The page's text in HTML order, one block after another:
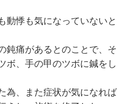
動悸も気になっていないと
鈍痛があるとのことで、そ
ボ、手の甲のツボに鍼をし
為、また症状が気になれば